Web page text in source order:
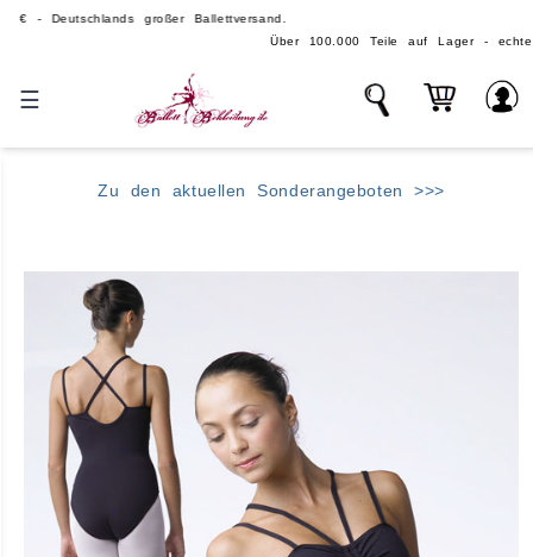
großer Ballettversand.
Über 100.000 Teile auf Lager - echte, große
☰
Zu den aktuellen Sonderangeboten >>>